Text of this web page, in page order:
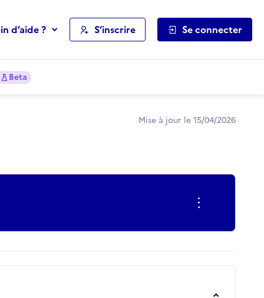
d’aide ? S’inscrire Se connecter
Beta
Mise à jour le 15/04/2026